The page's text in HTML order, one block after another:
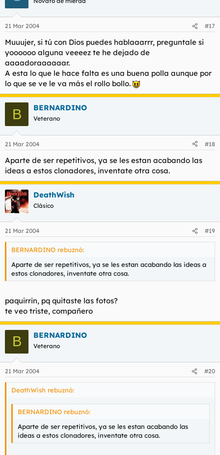
21 Mar 2004 #17
Muuujer, si tú con Dios puedes hablaaarrr, preguntale si
yoooooo alguna veeeez te he dejado de
aaaadoraaaaaar.
A esta lo que le hace falta es una buena polla aunque por
lo que se ve le va más el rollo bollo.
B BERNARDINO
Veterano
21 Mar 2004 #18
Aparte de ser repetitivos, ya se les estan acabando las
ideas a estos clonadores, inventate otra cosa.
DeathWish
Clásico
21 Mar 2004 #19
BERNARDINO rebuznó:
Aparte de ser repetitivos, ya se les estan acabando las ideas a
estos clonadores, inventate otra cosa.
paquirrin, pq quitaste las fotos?
te veo triste, compañero
B BERNARDINO
Veterano
21 Mar 2004 #20
DeathWish rebuznó:
BERNARDINO rebuznó:
Aparte de ser repetitivos, ya se les estan acabando las
ideas a estos clonadores, inventate otra cosa.